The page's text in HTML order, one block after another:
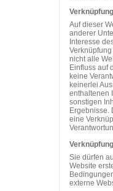
Auf dieser
anderer
Interesse
nicht alle
Einfluss auf
keine
keinerlei
enthaltenen
sonstigen
Ergebnisse.
eine
Sie dürfen
Website
externe